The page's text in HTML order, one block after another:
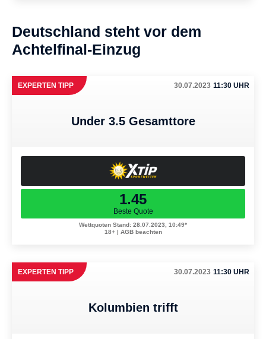
Deutschland steht vor dem
Achtelfinal-Einzug
EXPERTEN TIPP 30.07.2023 11:30 UHR
Under 3.5 Gesamttore
1.45
Beste Quote
Wettquoten Stand: 28.07.2023, 10:49*
18+ | AGB beachten
EXPERTEN TIPP 30.07.2023 11:30 UHR
Kolumbien trifft